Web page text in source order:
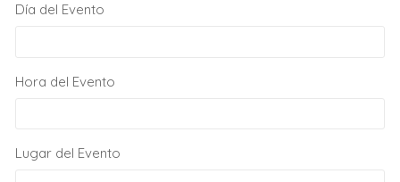
Día del Evento
Hora del Evento
Lugar del Evento